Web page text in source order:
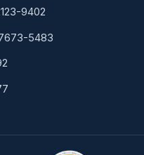
9402
5483